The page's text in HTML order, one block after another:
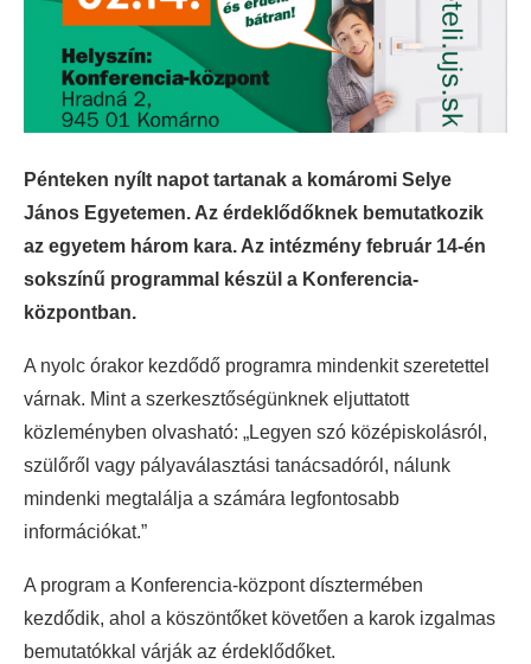
Pénteken nyílt napot tartanak a komáromi Selye
János Egyetemen. Az érdeklődőknek bemutatkozik
az egyetem három kara. Az intézmény február 14-én
sokszínű programmal készül a Konferencia-
központban.
A nyolc órakor kezdődő programra mindenkit szeretettel
várnak. Mint a szerkesztőségünknek eljuttatott
közleményben olvasható: „Legyen szó középiskolásról,
szülőről vagy pályaválasztási tanácsadóról, nálunk
mindenki megtalálja a számára legfontosabb
információkat.”
A program a Konferencia-központ dísztermében
kezdődik, ahol a köszöntőket követően a karok izgalmas
bemutatókkal várják az érdeklődőket.